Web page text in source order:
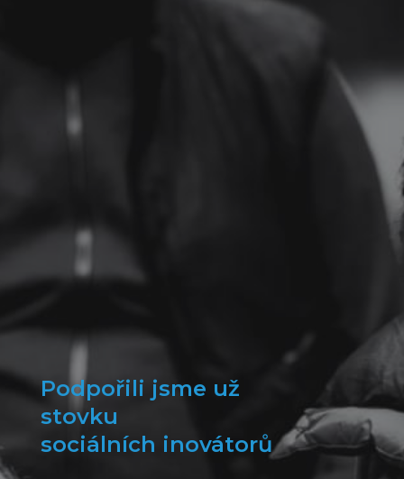
Podpořili jsme už
stovku
sociálních inovátorů